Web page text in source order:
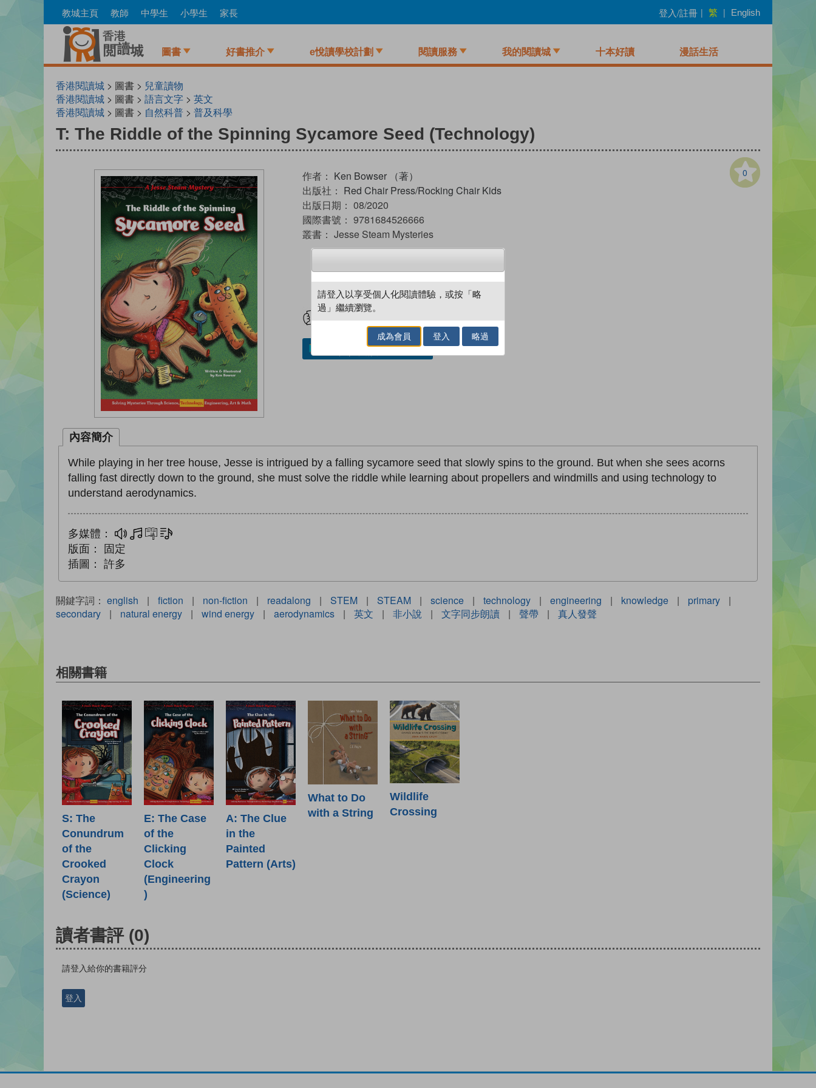
to
教城主頁 教師 中學生 小學生 家長 登入/註冊 | 繁 | English
圖書 好書推介 e悅讀學校計劃 閱讀服務 我的閱讀城 十本好讀 漫話生活
香港閱讀城 > 圖書 > 兒童讀物
香港閱讀城 > 圖書 > 語言文字 > 英文
香港閱讀城 > 圖書 > 自然科普 > 普及科學
T: The Riddle of the Spinning Sycamore Seed (Technology)
0
作者： Ken Bowser （著）
出版社： Red Chair Press/Rocking Chair Kids
出版日期： 08/2020
國際書號： 9781684526666
叢書： Jesse Steam Mysteries
試閲 加入閱讀紀錄
內容簡介
While playing in her tree house, Jesse is intrigued by a falling sycamore seed that slowly spins to the ground. But when she sees acorns
falling fast directly down to the ground, she must solve the riddle while learning about propellers and windmills and using technology to
understand aerodynamics.
多媒體： 多媒體互動練習
文字同步朗讀
版面：
固定
插圖：
許多
關鍵字詞： english | fiction | non-fiction | readalong | STEM | STEAM | science | technology | engineering | knowledge | primary
|
secondary
| natural energy | wind energy | aerodynamics | 英文 | 非小說 | 文字同步朗讀 | 聲帶 | 真人發聲
相關書籍
S: The
Conundrum
of the
Crooked
Crayon
(Science)
E: The Case
of the
Clicking
Clock
(Engineering
)
A: The Clue
in the
Painted
Pattern (Arts)
What to Do
with a String
Wildlife
Crossing
讀者書評 (0)
請登入給你的書籍評分
登入
請登入以享受個人化閱讀體驗，或按「略
過」繼續瀏覽。
成為會員 登入 略過